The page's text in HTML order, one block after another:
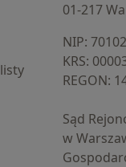
01-217
NIP:
KRS:
REGON:
Sąd
w